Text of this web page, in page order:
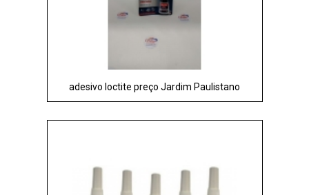
adesivo loctite preço Jardim Paulistano